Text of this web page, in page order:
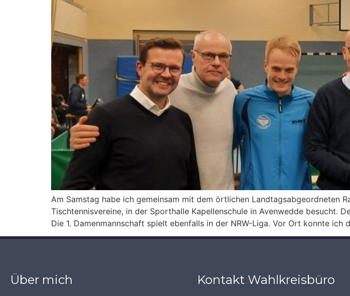
Am Samstag habe ich gemeinsam mit dem örtlichen Landtagsabgeordneten
Tischtennisvereine, in der Sporthalle Kapellenschule in Avenwedde besucht.
Die 1. Damenmannschaft spielt ebenfalls in der NRW-Liga. Vor Ort konnte ich
Über mich Kontakt Wahlkreisbüro